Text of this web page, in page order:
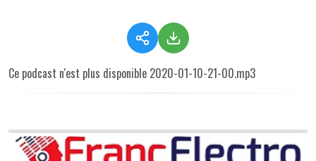
Ce podcast n'est plus disponible 2020-01-10-21-00.mp3